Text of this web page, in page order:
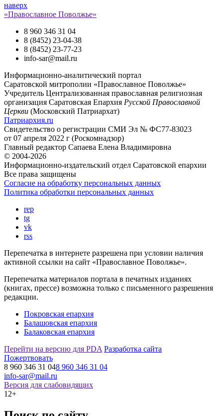
наверх
«Православное Поволжье»
8 960 346 31 04
8 (8452) 23-04-38
8 (8452) 23-77-23
info-sar@mail.ru
Информационно-аналитический портал
Саратовской митрополии «Православное Поволжье»
Учредитель Централизованная православная религиозная
организация Саратовская Епархия Русской Православной
Церкви (Московский Патриархат)
Патриархия.ru
Свидетельство о регистрации СМИ Эл № ФС77-83023
от 07 апреля 2022 г (Роскомнадзор)
Главный редактор Сапаева Елена Владимировна
© 2004-2026
Информационно-издательский отдел Саратовской епархии
Все права защищены
Согласие на обработку персональных данных
Политика обработки персональных данных
rep
tg
vk
rss
Перепечатка в интернете разрешена при условии наличия
активной ссылки на сайт «Православное Поволжье».
Перепечатка материалов портала в печатных изданиях
(книгах, прессе) возможна только с письменного разрешения
редакции.
Покровская епархия
Балашовская епархия
Балаковская епархия
Перейти на версию для PDA Разработка сайта
Пожертвовать
8 960 346 31 048 960 346 31 04
info-sar@mail.ru
Версия для слабовидящих
12+